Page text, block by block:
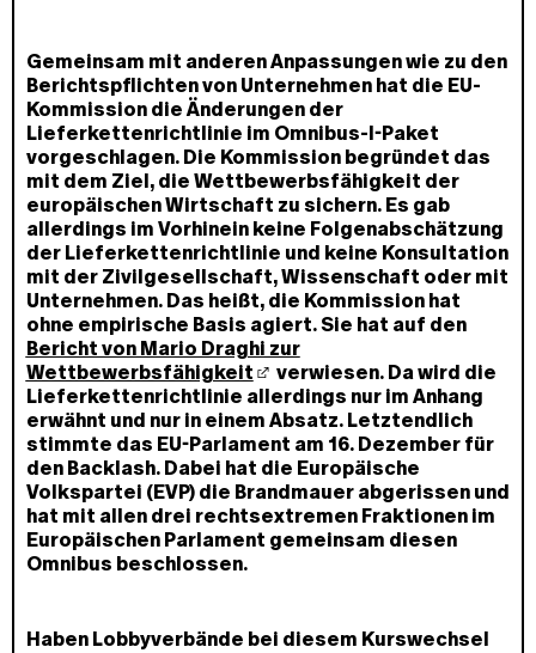
Gemeinsam mit anderen Anpassungen wie zu den
Berichtspflichten von Unternehmen hat die EU-
Kommission die Änderungen der
Lieferkettenrichtlinie im Omnibus-I-Paket
vorgeschlagen. Die Kommission begründet das
mit dem Ziel, die Wettbewerbsfähigkeit der
europäischen Wirtschaft zu sichern. Es gab
allerdings im Vorhinein keine Folgenabschätzung
der Lieferkettenrichtlinie und keine Konsultation
mit der Zivilgesellschaft, Wissenschaft oder mit
Unternehmen. Das heißt, die Kommission hat
ohne empirische Basis agiert. Sie hat auf den
Bericht von Mario Draghi zur
Wettbewerbsfähigkeit
verwiesen. Da wird die
Lieferkettenrichtlinie allerdings nur im Anhang
erwähnt und nur in einem Absatz. Letztendlich
stimmte das EU-Parlament am 16. Dezember für
den Backlash. Dabei hat die Europäische
Volkspartei (EVP) die Brandmauer abgerissen und
hat mit allen drei rechtsextremen Fraktionen im
Europäischen Parlament gemeinsam diesen
Omnibus beschlossen.
Haben Lobbyverbände bei diesem Kurswechsel